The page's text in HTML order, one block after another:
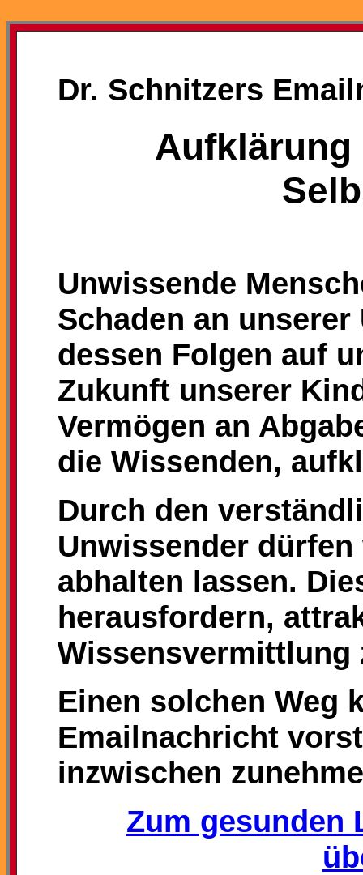
Dr. Schnitzers
Aufklärung
Unwissende
Schaden an
dessen Folgen auf
Zukunft unserer
Vermögen an
die Wissenden,
Durch den
Unwissender
abhalten lassen.
herausfordern,
Wissensvermittlung
Einen solchen Weg
Emailnachricht
inzwischen
Zum gesunden